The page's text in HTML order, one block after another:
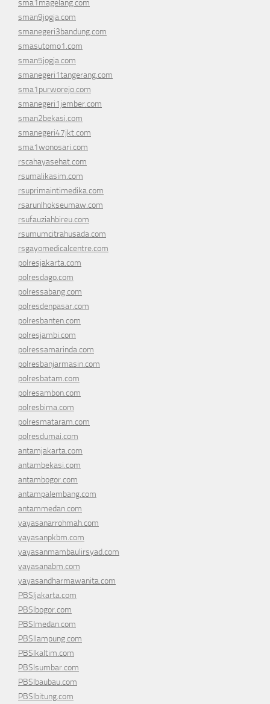
sma1magelang.com
sman9jogja.com
smanegeri3bandung.com
smasutomo1.com
sman5jogja.com
smanegeri1tangerang.com
sma1purworejo.com
smanegeri1jember.com
sman2bekasi.com
smanegeri47jkt.com
sma1wonosari.com
rscahayasehat.com
rsumalikasim.com
rsuprimaintimedika.com
rsarunlhokseumaw.com
rsufauziahbireu.com
rsumumcitrahusada.com
rsgayomedicalcentre.com
polresjakarta.com
polresdago.com
polressabang.com
polresdenpasar.com
polresbanten.com
polresjambi.com
polressamarinda.com
polresbanjarmasin.com
polresbatam.com
polresambon.com
polresbima.com
polresmataram.com
polresdumai.com
antamjakarta.com
antambekasi.com
antambogor.com
antampalembang.com
antammedan.com
yayasanarrohmah.com
yayasanpkbm.com
yayasanmambaulirsyad.com
yayasanabm.com
yayasandharmawanita.com
PBSIjakarta.com
PBSIbogor.com
PBSImedan.com
PBSIlampung.com
PBSIkaltim.com
PBSIsumbar.com
PBSIbaubau.com
PBSIbitung.com